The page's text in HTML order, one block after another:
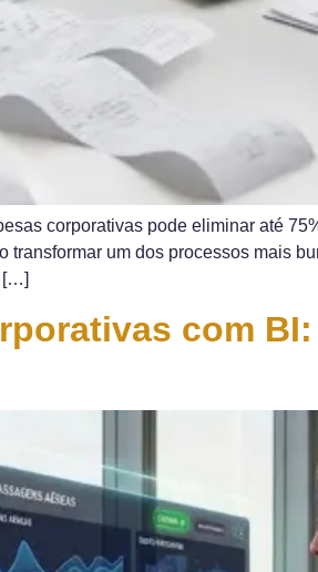
corporativas pode eliminar até
um dos processos mais
[…]
com